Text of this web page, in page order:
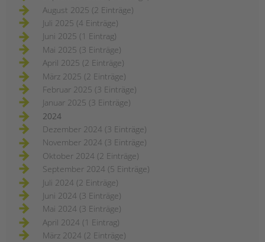
August 2025 (2 Einträge)
Juli 2025 (4 Einträge)
Juni 2025 (1 Eintrag)
Mai 2025 (3 Einträge)
April 2025 (2 Einträge)
März 2025 (2 Einträge)
Februar 2025 (3 Einträge)
Januar 2025 (3 Einträge)
2024
Dezember 2024 (3 Einträge)
November 2024 (3 Einträge)
Oktober 2024 (2 Einträge)
September 2024 (5 Einträge)
Juli 2024 (2 Einträge)
Juni 2024 (3 Einträge)
Mai 2024 (3 Einträge)
April 2024 (1 Eintrag)
März 2024 (2 Einträge)